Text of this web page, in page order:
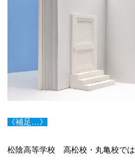
《補足…》
松陰高等学校 高松校・丸亀校では